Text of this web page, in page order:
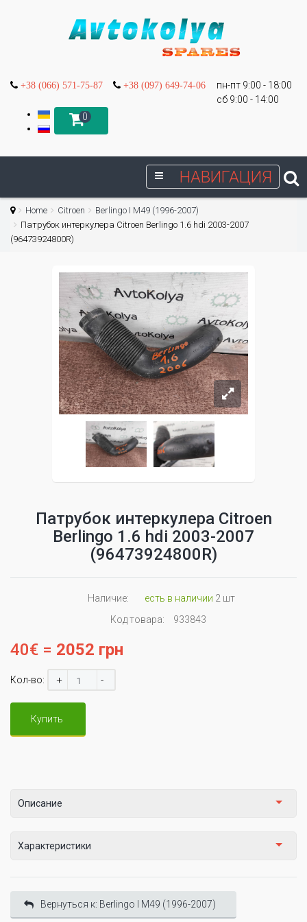
+38 (066) 571-75-87 +38 (097) 649-74-06
пн-пт 9:00 - 18:00
сб 9:00 - 14:00
0
НАВИГАЦИЯ
Home Citroen
Berlingo I М49 (1996-2007)
Патрубок интеркулера Citroen Berlingo 1.6 hdi 2003-2007
(96473924800R)
Патрубок интеркулера Citroen
Berlingo 1.6 hdi 2003-2007
(96473924800R)
Наличие: есть в наличии 2 шт
Код товара:
933843
40€ = 2052 грн
Кол-во: + -
Купить
Описание
Характеристики
Вернуться к: Berlingo I М49 (1996-2007)